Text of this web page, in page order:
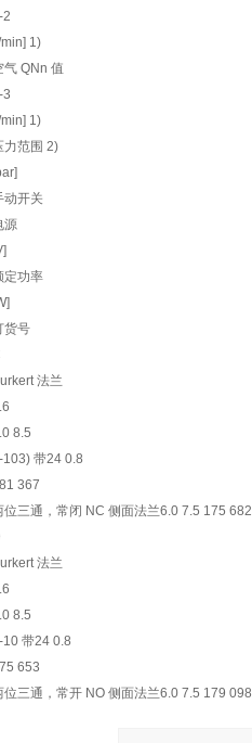
2
min] 1)
气 QNn 值
3
min] 1)
力范围 2)
动开关
源
定功率
货号
法兰
8.5
103) 带24 0.8
367
位三通，常闭 NC 侧面法兰6.0 7.5 175 682
法兰
8.5
10 带24 0.8
653
位三通，常开 NO 侧面法兰6.0 7.5 179 098